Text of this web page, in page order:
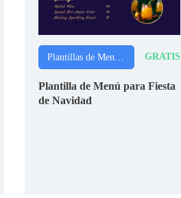
GRATIS
Plantilla de Menú para Fiesta
de Navidad